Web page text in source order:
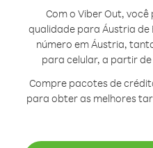
Com o Viber Out,
qualidade para Áustria de
número em Áustria,
para celular, a partir de
Compre pacotes de
para obter as melhores